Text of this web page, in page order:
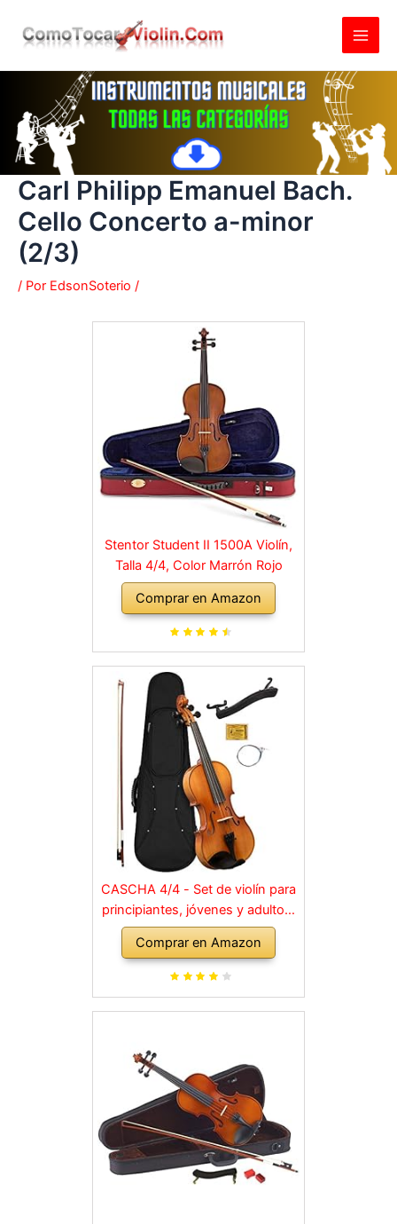
Carl Philipp Emanuel Bach.
Cello Concerto a-minor
(2/3)
/ Por EdsonSoterio /
Stentor Student II 1500A Violín,
Talla 4/4, Color Marrón Rojo
Comprar en Amazon
CASCHA 4/4 - Set de violín para
principiantes, jóvenes y adultos,
violín macizo con arco, colofonia,
cuerdas de repuesto, soporte
para hombro, maletín, abeto
Comprar en Amazon